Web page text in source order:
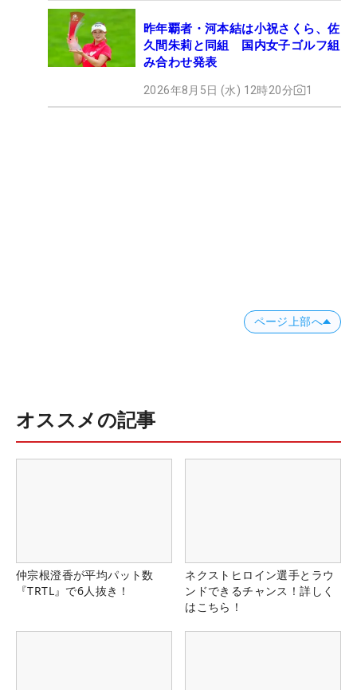
昨年覇者・河本結は小祝さくら、佐
久間朱莉と同組 国内女子ゴルフ組
み合わせ発表
2026年8月5日 (水) 12時20分 1
ページ上部へ
オススメの記事
仲宗根澄香が平均パット数
『TRTL』で6人抜き！
ネクストヒロイン選手とラウ
ンドできるチャンス！詳しく
はこちら！